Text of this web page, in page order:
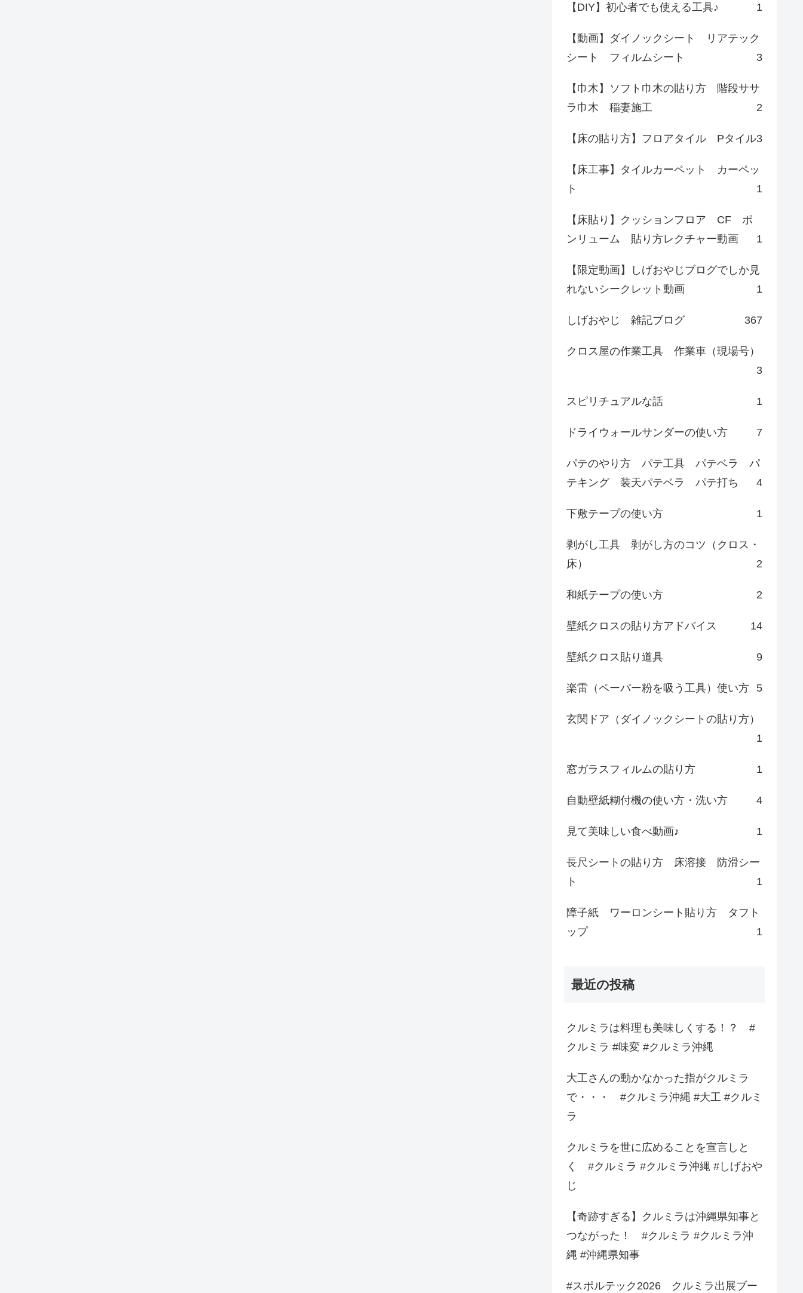
【DIY】初心者でも使える工具♪ 1
【動画】ダイノックシート リアテック
シート フィルムシート
3
【巾木】ソフト巾木の貼り方 階段ササ
ラ巾木 稲妻施工
2
【床の貼り方】フロアタイル Pタイル3
【床工事】タイルカーペット カーペッ
ト
1
【床貼り】クッションフロア CF ポ
ンリューム 貼り方レクチャー動画
1
【限定動画】しげおやじブログでしか見
れないシークレット動画
1
しげおやじ 雑記ブログ 367
クロス屋の作業工具 作業車（現場号）
3
スピリチュアルな話 1
ドライウォールサンダーの使い方 7
パテのやり方 パテ工具 パテベラ パ
テキング 装天パテベラ パテ打ち
4
下敷テープの使い方 1
剥がし工具 剥がし方のコツ（クロス・
床）
2
和紙テープの使い方 2
壁紙クロスの貼り方アドバイス 14
壁紙クロス貼り道具 9
楽雷（ペーパー粉を吸う工具）使い方 5
玄関ドア（ダイノックシートの貼り方）
1
窓ガラスフィルムの貼り方 1
自動壁紙糊付機の使い方・洗い方 4
見て美味しい食べ動画♪ 1
長尺シートの貼り方 床溶接 防滑シー
ト
1
障子紙 ワーロンシート貼り方 タフト
ップ
1
最近の投稿
クルミラは料理も美味しくする！？ #
クルミラ #味変 #クルミラ沖縄
大工さんの動かなかった指がクルミラ
で・・・ #クルミラ沖縄 #大工 #クルミ
ラ
クルミラを世に広めることを宣言しと
く #クルミラ #クルミラ沖縄 #しげおや
じ
【奇跡すぎる】クルミラは沖縄県知事と
つながった！ #クルミラ #クルミラ沖
縄 #沖縄県知事
#スポルテック2026 クルミラ出展ブー